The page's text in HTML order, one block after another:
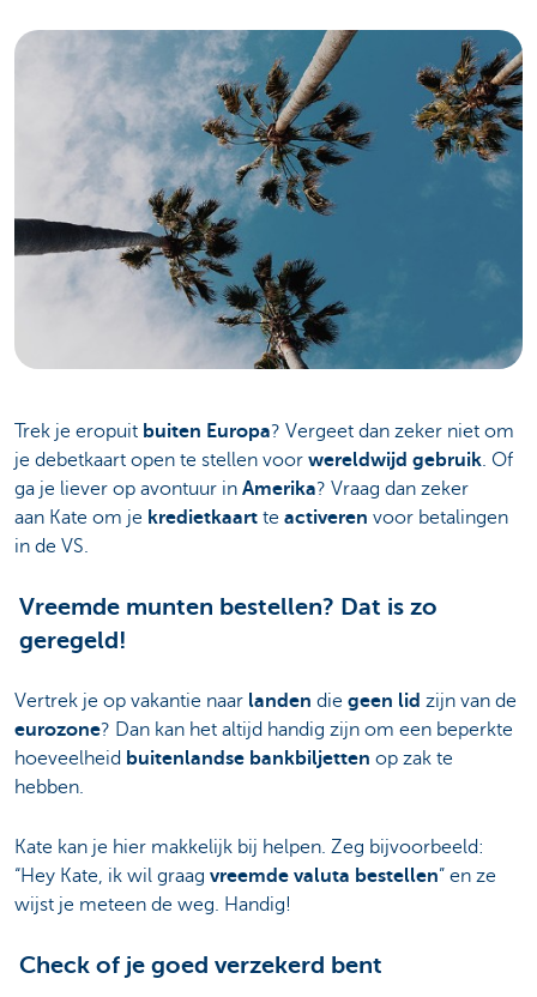
Trek je eropuit buiten Europa? Vergeet dan zeker niet om
je debetkaart open te stellen voor wereldwijd gebruik. Of
ga je liever op avontuur in Amerika? Vraag dan zeker
aan Kate om je kredietkaart te activeren voor betalingen
in de VS.
Vreemde munten bestellen? Dat is zo
geregeld!
Vertrek je op vakantie naar landen die geen lid zijn van de
eurozone? Dan kan het altijd handig zijn om een beperkte
hoeveelheid buitenlandse bankbiljetten op zak te
hebben.
Kate kan je hier makkelijk bij helpen. Zeg bijvoorbeeld:
“Hey Kate, ik wil graag vreemde valuta bestellen” en ze
wijst je meteen de weg. Handig!
Check of je goed verzekerd bent